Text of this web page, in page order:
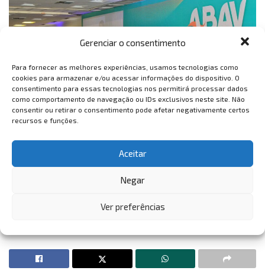
Gerenciar o consentimento
Para fornecer as melhores experiências, usamos tecnologias como
cookies para armazenar e/ou acessar informações do dispositivo. O
consentimento para essas tecnologias nos permitirá processar dados
como comportamento de navegação ou IDs exclusivos neste site. Não
consentir ou retirar o consentimento pode afetar negativamente certos
recursos e funções.
Aceitar
Negar
Ver preferências
Erika Wins, turismóloga, trabalha com redes sociais para
o sistema hoteleiro e diz que já está sentindo mudanças.
o País todo está falando sobre o nosso estado e as
vendas, aquecendo bastante”, finaliza a profissional.
camilo santana
governo do estado do ceará